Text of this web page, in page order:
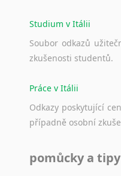
Studium v Itálii
Soubor odkazů
zkušenosti studentů.
Práce v Itálii
Odkazy poskytující
případně osobní
pomůcky a